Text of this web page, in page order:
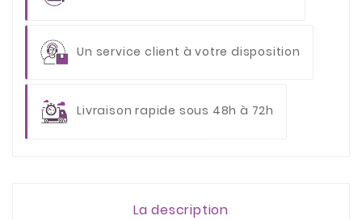
Un service client à votre disposition
Livraison rapide sous 48h à 72h
La description